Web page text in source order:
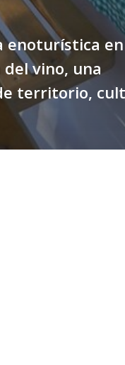
enoturística
del vino, una
territorio,